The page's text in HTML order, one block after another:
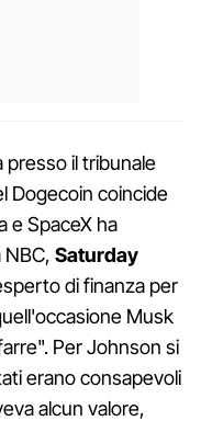
il tribunale
Dogecoin coincide
e SpaceX ha
Saturday
di finanza per
Musk
Per Johnson si
erano consapevoli
alcun valore,